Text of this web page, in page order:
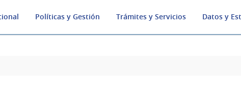
Políticas y Gestión Trámites y Servicios Datos y